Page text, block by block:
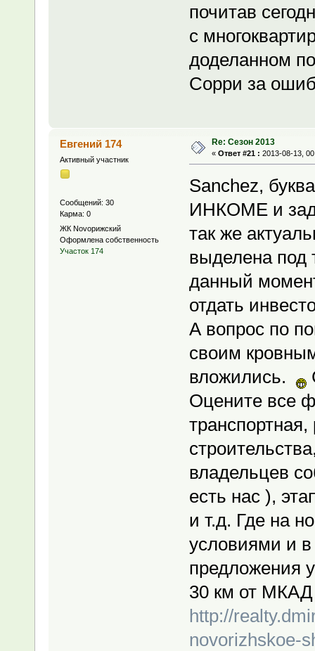
почитав
с
доделанном
Сорри за
Евгений 174
Активный участник
Сообщений: 30
Карма: 0
ЖК Novoрижский
Оформлена собственность
Участок 174
Re: Сезон 2013
« Ответ #21 : 2013-08-13,
Sanchez,
ИНКОМЕ и
так же
выделена под
данный
отдать
А вопрос по
своим
вложились.
Оцените все
владельцев
есть нас ),
и т.д. Где на
условиями и
предложения
30 км от МКАД
http://
novorizhskoe-